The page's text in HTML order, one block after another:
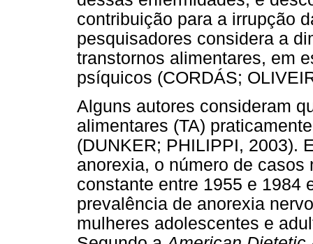
contribuição para a irrupção
pesquisadores considera a
transtornos alimentares, em
psíquicos (CORDÁS;
Alguns autores consideram
alimentares (TA)
(DUNKER; PHILIPPI, 2003).
anorexia, o número de
constante entre 1955 e 1984
prevalência de anorexia
mulheres adolescentes e